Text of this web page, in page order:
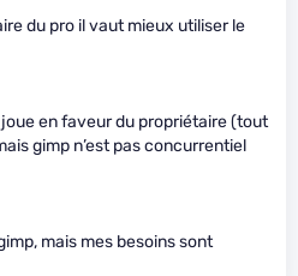
du pro il vaut mieux utiliser le
en faveur du propriétaire (tout
gimp n’est pas concurrentiel
mais mes besoins sont